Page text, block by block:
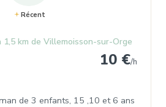
Récent
1,5 km de Villemoisson-sur-Orge
10 €/h
de 3 enfants, 15 ,10 et 6 ans